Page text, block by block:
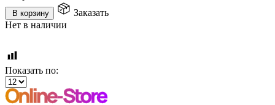
В корзину
Заказать
Нет в наличии
Показать по: